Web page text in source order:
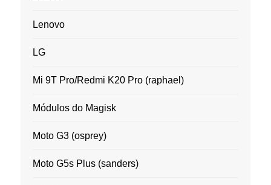
Lenovo
LG
Mi 9T Pro/Redmi K20 Pro (raphael)
Módulos do Magisk
Moto G3 (osprey)
Moto G5s Plus (sanders)